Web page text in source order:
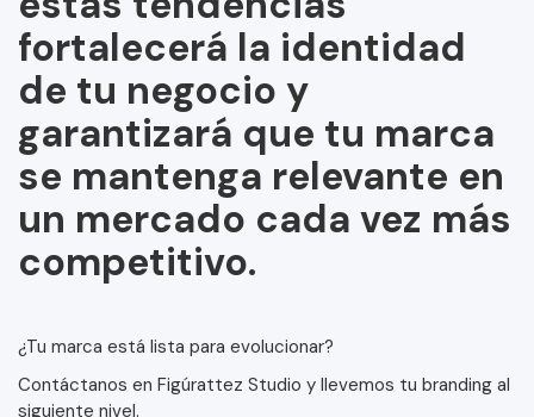
fortalecerá la identidad
de tu negocio y
garantizará que tu marca
se mantenga relevante en
un mercado cada vez más
competitivo.
¿Tu marca está lista para evolucionar?
Contáctanos en Figúrattez Studio y llevemos tu branding al
siguiente nivel.